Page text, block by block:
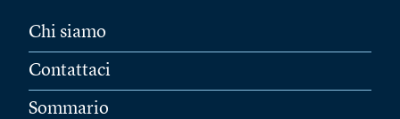
Chi siamo
Contattaci
Sommario